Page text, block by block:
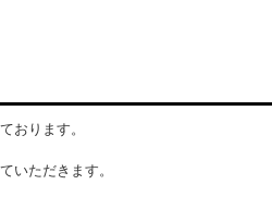
おります。
いただきます。